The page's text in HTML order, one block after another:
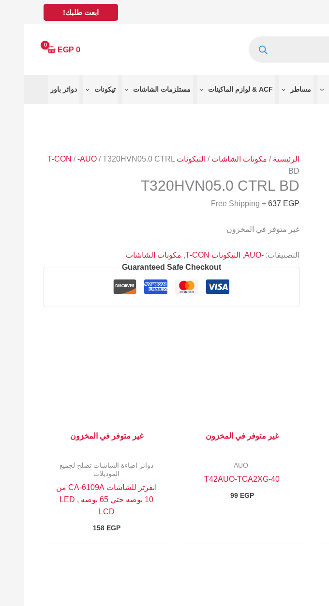
ابعت طلبك!
0
EGP
مساطر ACF & لوازم الماكينات مستلزمات الشاشات تيكونات دوائر باور
الرئيسية / مكونات الشاشات / التيكونات T-CON /-AUO/ T320HVN05.0 CTRL
BD
T320HVN05.0 CTRL BD
637 EGP
+ Free Shipping
غير متوفر في المخزون
التصنيفات:-AUO
, التيكونات T-CON , مكونات الشاشات
Guaranteed Safe Checkout
غير متوفر في المخزون
-AUO
40-T42AUO-TCA2XG
99 EGP
غير متوفر في المخزون
دوائر اضاءة الشاشات تصلح لجميع
الموديلات
انفرتر للشاشات CA-6109A من
10 بوصه حتي 65 بوصه LED ,
LCD
158 EGP